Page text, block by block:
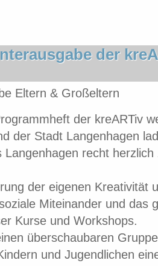
der
Eltern & Großeltern
der kreARTiv
der Stadt Langenhagen
Langenhagen recht
der eigenen Kreativität
Miteinander und das
Kurse und Workshops.
überschaubaren
und Jugendlichen